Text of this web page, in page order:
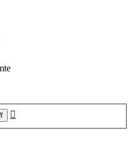
Suche